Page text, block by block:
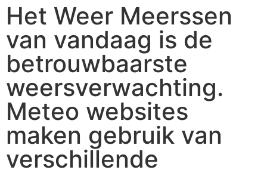
Het Weer Meerssen
van vandaag is de
betrouwbaarste
weersverwachting.
Meteo websites
maken gebruik van
verschillende